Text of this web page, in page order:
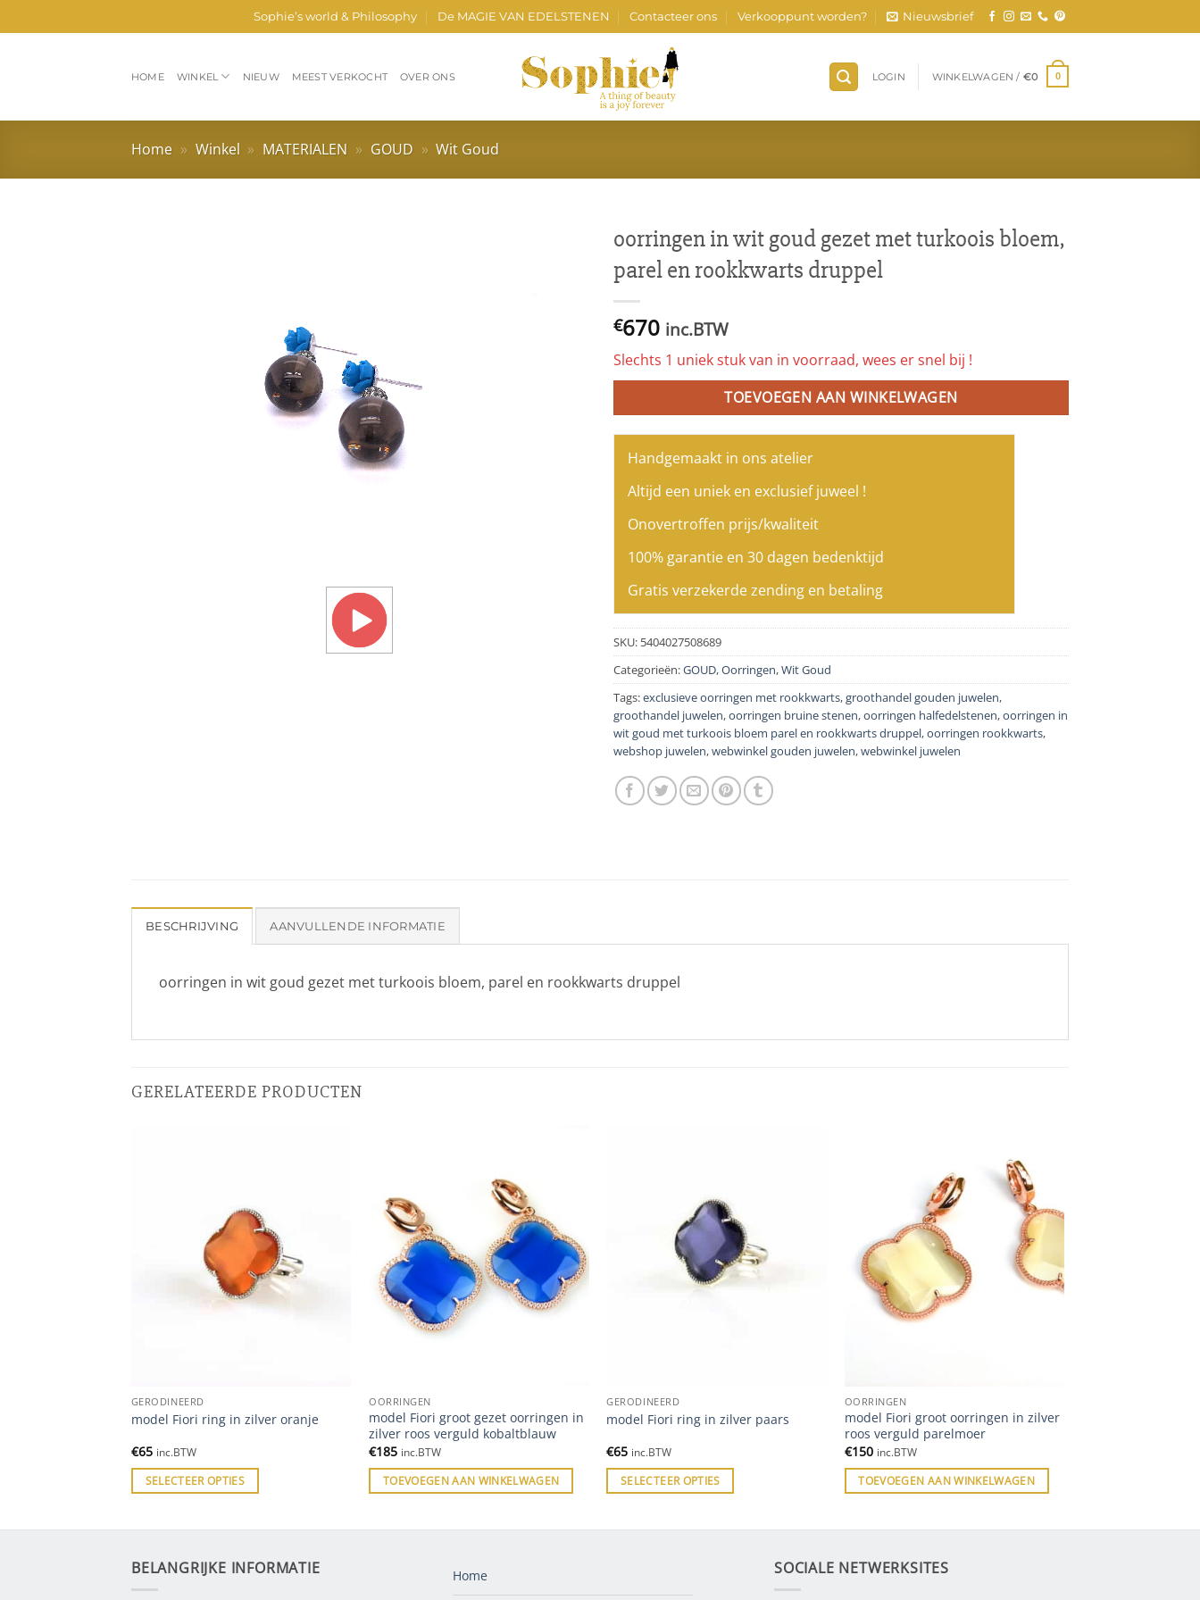
naar
Sophie’s world & Philosophy De MAGIE VAN EDELSTENEN Contacteer ons Verkooppunt worden? Nieuwsbrief
HOME WINKEL NIEUW MEEST VERKOCHT OVER ONS LOGIN WINKELWAGEN / €0 0
Home » Winkel » MATERIALEN » GOUD » Wit Goud
oorringen in wit goud gezet met turkoois bloem,
parel en rookkwarts druppel
€670 inc.BTW
Slechts 1 uniek stuk van in voorraad, wees er snel bij !
TOEVOEGEN AAN WINKELWAGEN
Handgemaakt in ons atelier
Altijd een uniek en exclusief juweel !
Onovertroffen prijs/kwaliteit
100% garantie en 30 dagen bedenktijd
Gratis verzekerde zending en betaling
SKU: 5404027508689
Categorieën:GOUD,Oorringen,Wit Goud
Tags:exclusieve oorringen met rookkwarts,groothandel gouden juwelen,
groothandel juwelen,oorringen bruine stenen,oorringen halfedelstenen,oorringen in
wit goud met turkoois bloem parel en rookkwarts druppel,oorringen rookkwarts,
webshop juwelen,webwinkel gouden juwelen,webwinkel juwelen
BESCHRIJVING AANVULLENDE INFORMATIE
oorringen in wit goud gezet met turkoois bloem, parel en rookkwarts druppel
GERELATEERDE PRODUCTEN
GERODINEERD
model Fiori ring in zilver oranje
€65 inc.BTW
SELECTEER OPTIES
OORRINGEN
model Fiori groot gezet oorringen in
zilver roos verguld kobaltblauw
€185 inc.BTW
TOEVOEGEN AAN WINKELWAGEN
GERODINEERD
model Fiori ring in zilver paars
€65 inc.BTW
SELECTEER OPTIES
OORRINGEN
model Fiori groot oorringen in zilver
roos verguld parelmoer
€150 inc.BTW
TOEVOEGEN AAN WINKELWAGEN
BELANGRIJKE INFORMATIE Home SOCIALE NETWERKSITES